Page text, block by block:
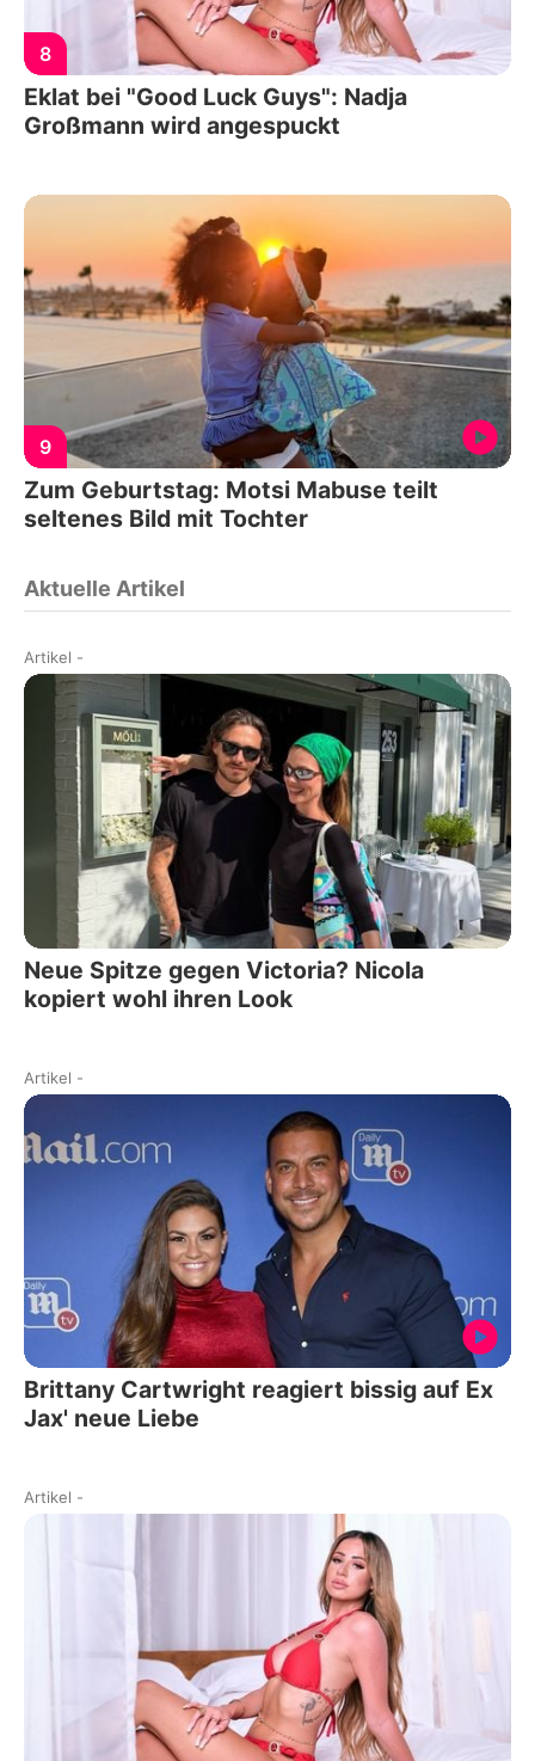
8
Eklat bei "Good Luck Guys": Nadja
Großmann wird angespuckt
9
Zum Geburtstag: Motsi Mabuse teilt
seltenes Bild mit Tochter
Aktuelle Artikel
Artikel -
Neue Spitze gegen Victoria? Nicola
kopiert wohl ihren Look
Artikel -
Brittany Cartwright reagiert bissig auf Ex
Jax' neue Liebe
Artikel -